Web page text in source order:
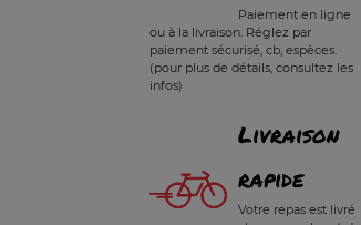
Paiement en ligne
ou à la livraison. Réglez par
paiement sécurisé, cb, espèces.
(pour plus de détails, consultez les
infos)
Livraison
rapide
Votre repas est livré